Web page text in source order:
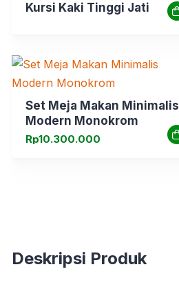
Kursi Kaki Tinggi Jati
Set Meja Makan Minimalis
Modern Monokrom
Rp10.300.000
Deskripsi Produk